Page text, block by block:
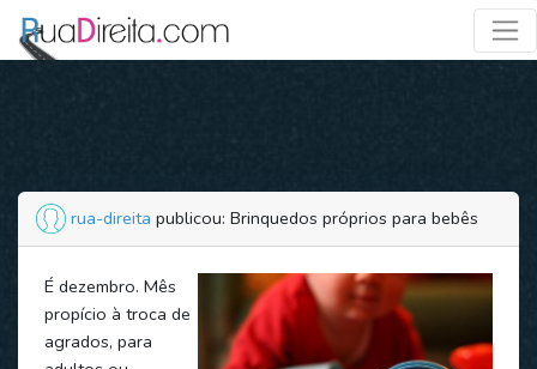
rua-direita publicou: Brinquedos próprios para bebês
É dezembro. Mês
propício à troca de
agrados, para